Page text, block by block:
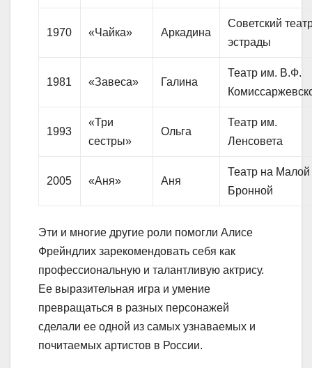
1970 «Чайка» Аркадина
Советский
эстрады
1981 «Завеса» Галина
Театр им. В.Ф.
1993
«Три
сестры»
Ольга
Театр им.
Ленсовета
2005 «Аня» Аня
Театр на Малой
Бронной
Эти и многие другие роли помогли Алисе
Фрейндлих зарекомендовать себя как
профессиональную и талантливую актрису.
Ее выразительная игра и умение
превращаться в разных персонажей
сделали ее одной из самых узнаваемых и
почитаемых артистов в России.